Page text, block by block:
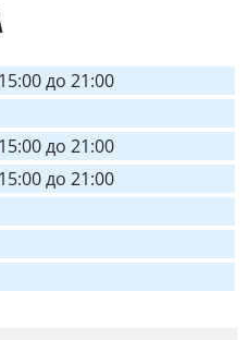
до 21:00
до 21:00
до 21:00